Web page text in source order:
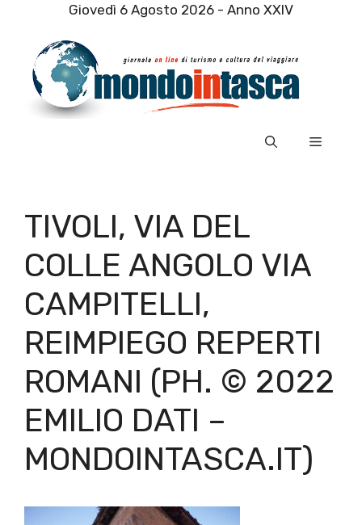
contenuto
Giovedì 6 Agosto 2026 - Anno XXIV
Menu
TIVOLI, VIA DEL
COLLE ANGOLO VIA
CAMPITELLI,
REIMPIEGO REPERTI
ROMANI (PH. © 2022
EMILIO DATI –
MONDOINTASCA.IT)